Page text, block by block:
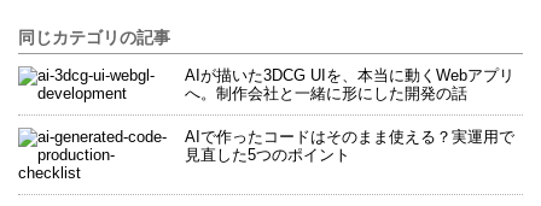
同じカテゴリの記事
AIが描いた3DCG UIを、本当に動くWebアプリ
へ。制作会社と一緒に形にした開発の話
AIで作ったコードはそのまま使える？実運用で
見直した5つのポイント